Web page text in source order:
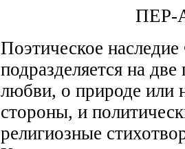
ПЕР-
Поэтическое
подразделяется на
любви, о природе или
стороны, и
религиозные